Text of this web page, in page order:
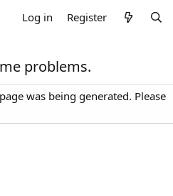
Log in Register
problems.
was being generated. Please